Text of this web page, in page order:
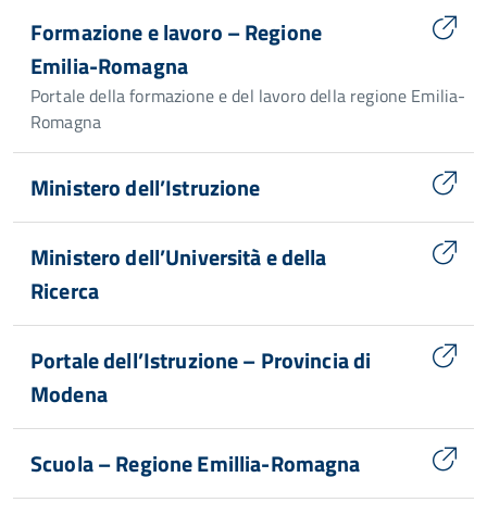
Formazione e lavoro – Regione
Emilia-Romagna
Portale della formazione e del lavoro della regione Emilia-
Romagna
Ministero dell’Istruzione
Ministero dell’Università e della
Ricerca
Portale dell’Istruzione – Provincia di
Modena
Scuola – Regione Emillia-Romagna